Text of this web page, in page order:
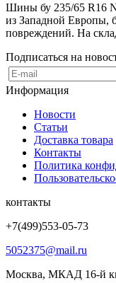
Шины бу 235/65 R16
из Западной Европы,
повреждений. На
Подписаться на
Информация
Новости
Статьи
Доставка товара
Контакты
Политика
контакты
+7(499)553-05-73
5052375@mail.ru
Москва, МКАД 16-й